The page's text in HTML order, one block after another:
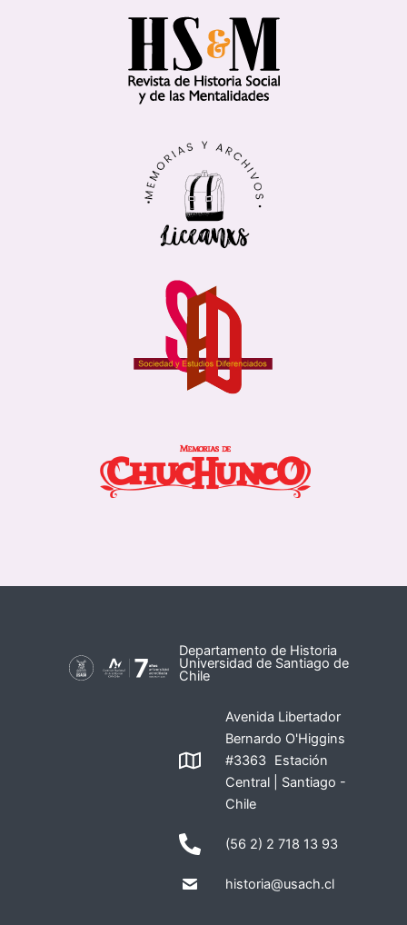
Departamento de Historia
Universidad de Santiago de
Chile
Avenida Libertador
Bernardo O'Higgins
#3363 Estación
Central | Santiago -
Chile
(56 2) 2 718 13 93
historia@usach.cl